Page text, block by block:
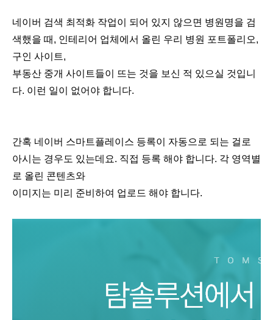
네이버 검색 최적화 작업이 되어 있지 않으면 병원명을 검
색했을 때, 인테리어 업체에서 올린 우리 병원 포트폴리오,
구인 사이트,
부동산 중개 사이트들이 뜨는 것을 보신 적 있으실 것입니
다. 이런 일이 없어야 합니다.
간혹 네이버 스마트플레이스 등록이 자동으로 되는 걸로
아시는 경우도 있는데요. 직접 등록 해야 합니다. 각 영역별
로 올린 콘텐츠와
이미지는 미리 준비하여 업로드 해야 합니다.